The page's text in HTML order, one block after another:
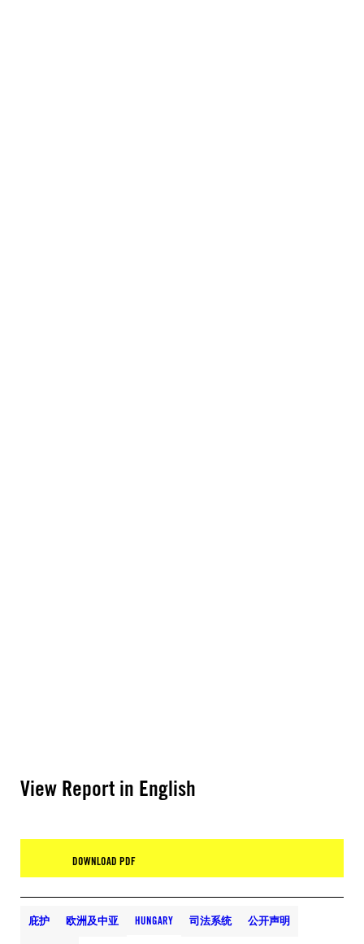
View Report in English
DOWNLOAD PDF
庇护 欧洲及中亚 HUNGARY 司法系统 公开声明